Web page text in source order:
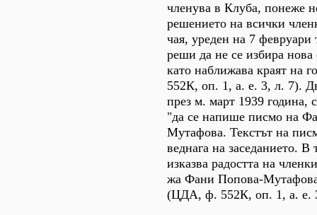
членува в Клуба, понеже
решението на всички
чая, уреден на 7 февруари
реши да не се избира нова
като наближава краят на
552К, оп. 1, а. е. 3, л. 7).
през м. март 1939 година,
"да се напише писмо на
Мутафова. Текстът на
веднага на заседанието. В
изказва радостта на
жа Фани Попова-
(ЦДА, ф. 552К, оп. 1, а. е.